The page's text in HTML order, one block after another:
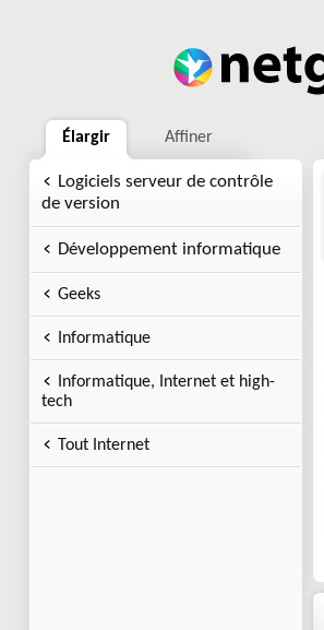
Élargir Affiner
Logiciels serveur de contrôle
de version
Développement informatique
Geeks
Informatique
Informatique, Internet et high-
tech
Tout Internet